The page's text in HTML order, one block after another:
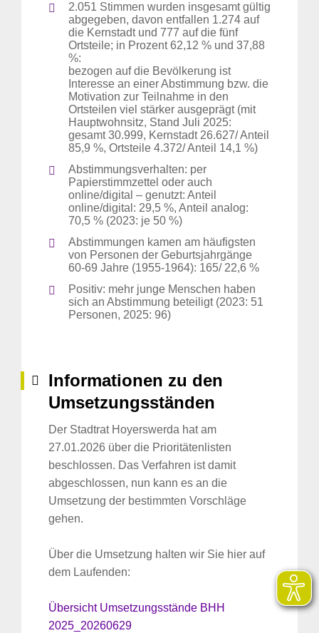
2.051 Stimmen wurden insgesamt gültig
abgegeben, davon entfallen 1.274 auf
die Kernstadt und 777 auf die fünf
Ortsteile; in Prozent 62,12 % und 37,88
%:
bezogen auf die Bevölkerung ist
Interesse an einer Abstimmung bzw. die
Motivation zur Teilnahme in den
Ortsteilen viel stärker ausgeprägt (mit
Hauptwohnsitz, Stand Juli 2025:
gesamt 30.999, Kernstadt 26.627/ Anteil
85,9 %, Ortsteile 4.372/ Anteil 14,1 %)
Abstimmungsverhalten: per
Papierstimmzettel oder auch
online/digital – genutzt: Anteil
online/digital: 29,5 %, Anteil analog:
70,5 % (2023: je 50 %)
Abstimmungen kamen am häufigsten
von Personen der Geburtsjahrgänge
60-69 Jahre (1955-1964): 165/ 22,6 %
Positiv: mehr junge Menschen haben
sich an Abstimmung beteiligt (2023: 51
Personen, 2025: 96)
Informationen zu den
Umsetzungsständen
Der Stadtrat Hoyerswerda hat am
27.01.2026 über die Prioritätenlisten
beschlossen. Das Verfahren ist damit
abgeschlossen, nun kann es an die
Umsetzung der bestimmten Vorschläge
gehen.
Über die Umsetzung halten wir Sie hier auf
dem Laufenden:
Übersicht Umsetzungsstände BHH
2025_20260629